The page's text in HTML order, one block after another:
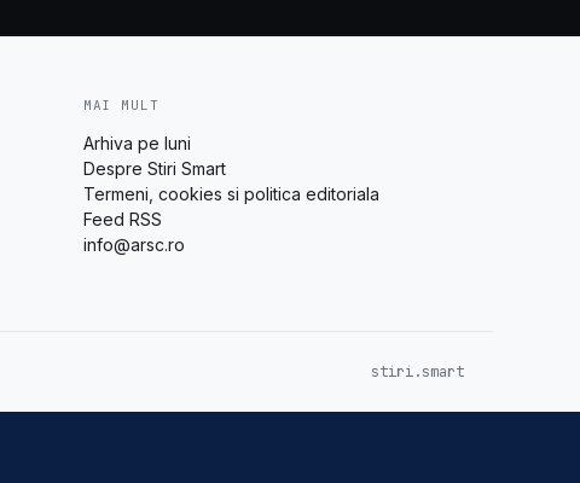
MAI MULT
Arhiva pe luni
Despre Stiri Smart
Termeni, cookies si politica editoriala
Feed RSS
info@arsc.ro
stiri.smart